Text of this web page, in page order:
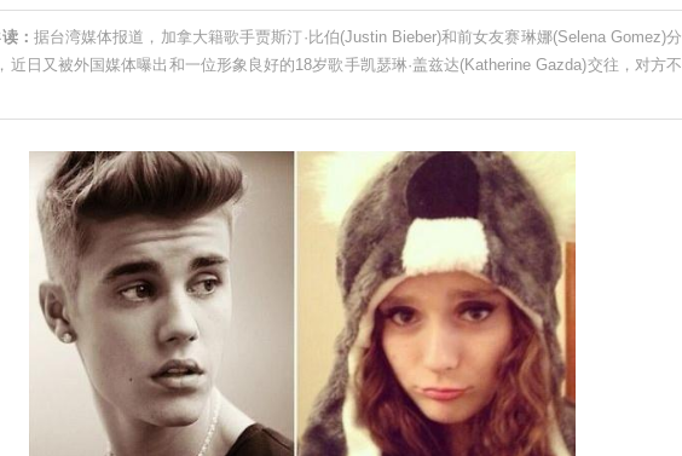
： 据台湾媒体报道，加拿大籍歌手贾斯汀·比伯(Justin Bieber)和前女友赛琳娜(Selena Gomez)分
近日又被外国媒体曝出和一位形象良好的18岁歌手凯瑟琳·盖兹达(Katherine Gazda)交往，对方不